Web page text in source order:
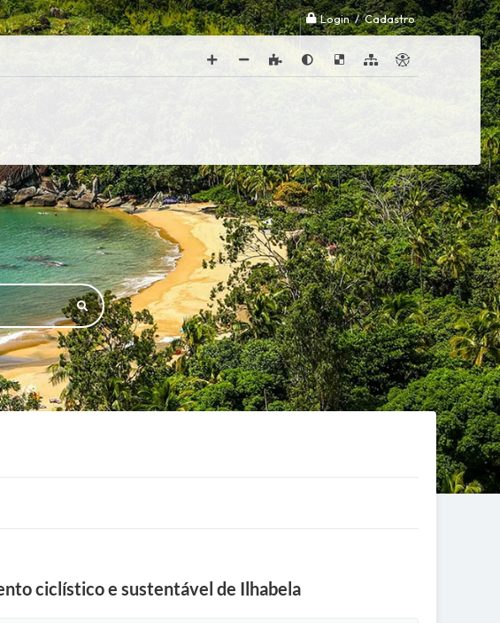
Login / Cadastro
ciclístico e sustentável de Ilhabela